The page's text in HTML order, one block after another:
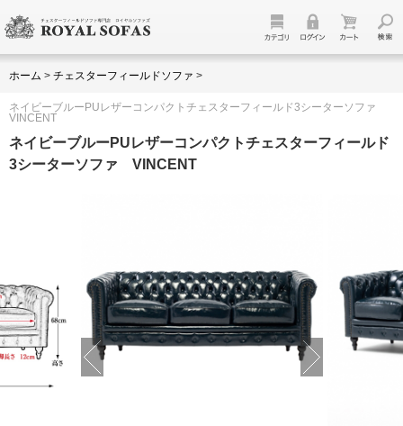
ホーム > チェスターフィールドソファ >
ネイビーブルーPUレザーコンパクトチェスターフィールド3シーターソファ
VINCENT
ネイビーブルーPUレザーコンパクトチェスターフィールド
3シーターソファ VINCENT